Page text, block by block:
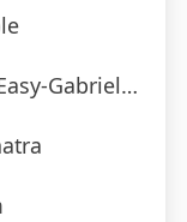
Brown